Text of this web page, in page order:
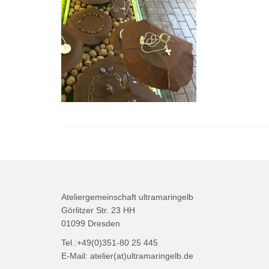
Ateliergemeinschaft ultramaringelb
Görlitzer Str. 23 HH
01099 Dresden
Tel.:+49(0)351-80 25 445
E-Mail: atelier(at)ultramaringelb.de